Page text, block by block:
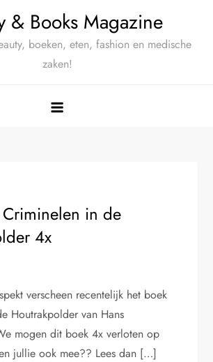
& Books Magazine
boeken, eten, fashion en medische
zaken!
in de
4x
verscheen recentelijk het boek
Houtrakpolder van Hans
mogen dit boek 4x verloten op
jullie ook mee?? Lees dan […]